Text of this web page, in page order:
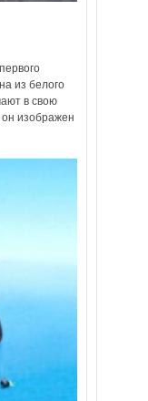
из белого
в свою
изображен